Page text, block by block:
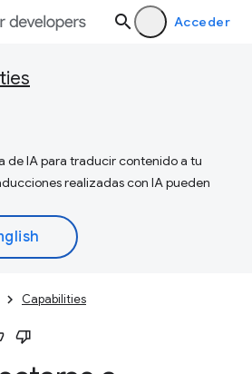
Acceder
de IA para traducir contenido a tu
realizadas con IA pueden
Capabilities